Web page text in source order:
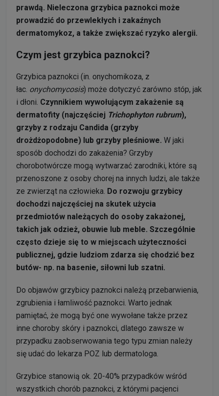
prawdą. Nieleczona grzybica paznokci może
prowadzić do przewlekłych i zakaźnych
dermatomykoz, a także zwiększać ryzyko alergii.
Czym jest grzybica paznokci?
Grzybica paznokci (in. onychomikoza, z
łac. onychomycosis) może dotyczyć zarówno stóp, jak
i dłoni. Czynnikiem wywołującym zakażenie są
dermatofity (najczęściej Trichophyton rubrum),
grzyby z rodzaju Candida (grzyby
drożdżopodobne) lub grzyby pleśniowe. W jaki
sposób dochodzi do zakażenia? Grzyby
chorobotwórcze mogą wytwarzać zarodniki, które są
przenoszone z osoby chorej na innych ludzi, ale także
ze zwierząt na człowieka. Do rozwoju grzybicy
dochodzi najczęściej na skutek użycia
przedmiotów należących do osoby zakażonej,
takich jak odzież, obuwie lub meble. Szczególnie
często dzieje się to w miejscach użyteczności
publicznej, gdzie ludziom zdarza się chodzić bez
butów- np. na basenie, siłowni lub szatni.
Do objawów grzybicy paznokci należą przebarwienia,
zgrubienia i łamliwość paznokci. Warto jednak
pamiętać, że mogą być one wywołane także przez
inne choroby skóry i paznokci, dlatego zawsze w
przypadku zaobserwowania tego typu zmian należy
się udać do lekarza POZ lub dermatologa.
Grzybice stanowią ok. 20-40% przypadków wśród
wszystkich chorób paznokci, z którymi pacjenci